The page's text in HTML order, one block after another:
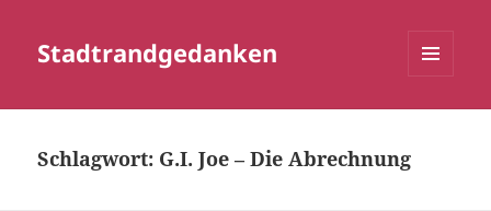
Stadtrandgedanken
Schlagwort: G.I. Joe – Die Abrechnung